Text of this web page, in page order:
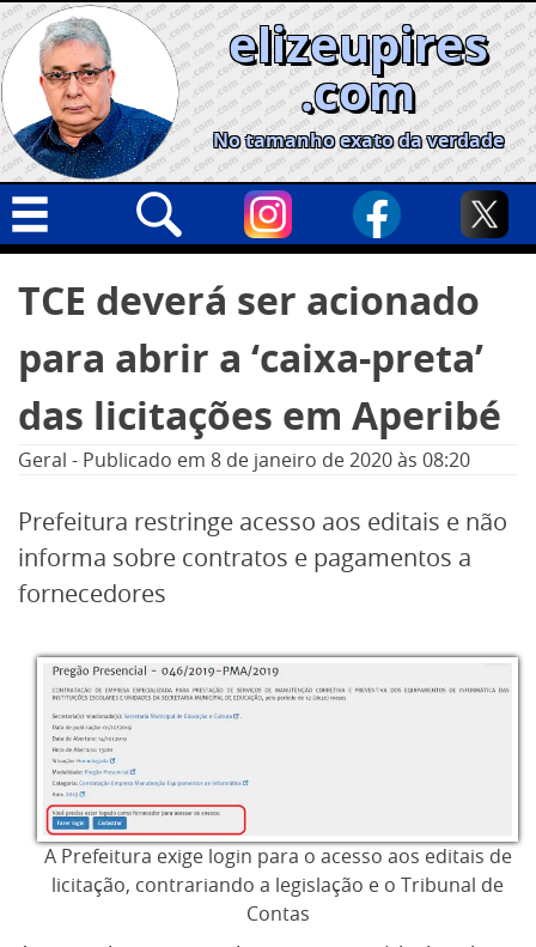
Skip
to
content
elizeupires
.com
No tamanho exato da verdade
Geral
Cidades
Política
Informe especial
por:
TCE deverá ser acionado
para abrir a ‘caixa-preta’
das licitações em Aperibé
Geral - Publicado em 8 de janeiro de 2020às 08:20
Prefeitura restringe acesso aos editais e não
informa sobre contratos e pagamentos a
fornecedores
A Prefeitura exige login para o acesso aos editais de
licitação, contrariando a legislação e o Tribunal de
Contas